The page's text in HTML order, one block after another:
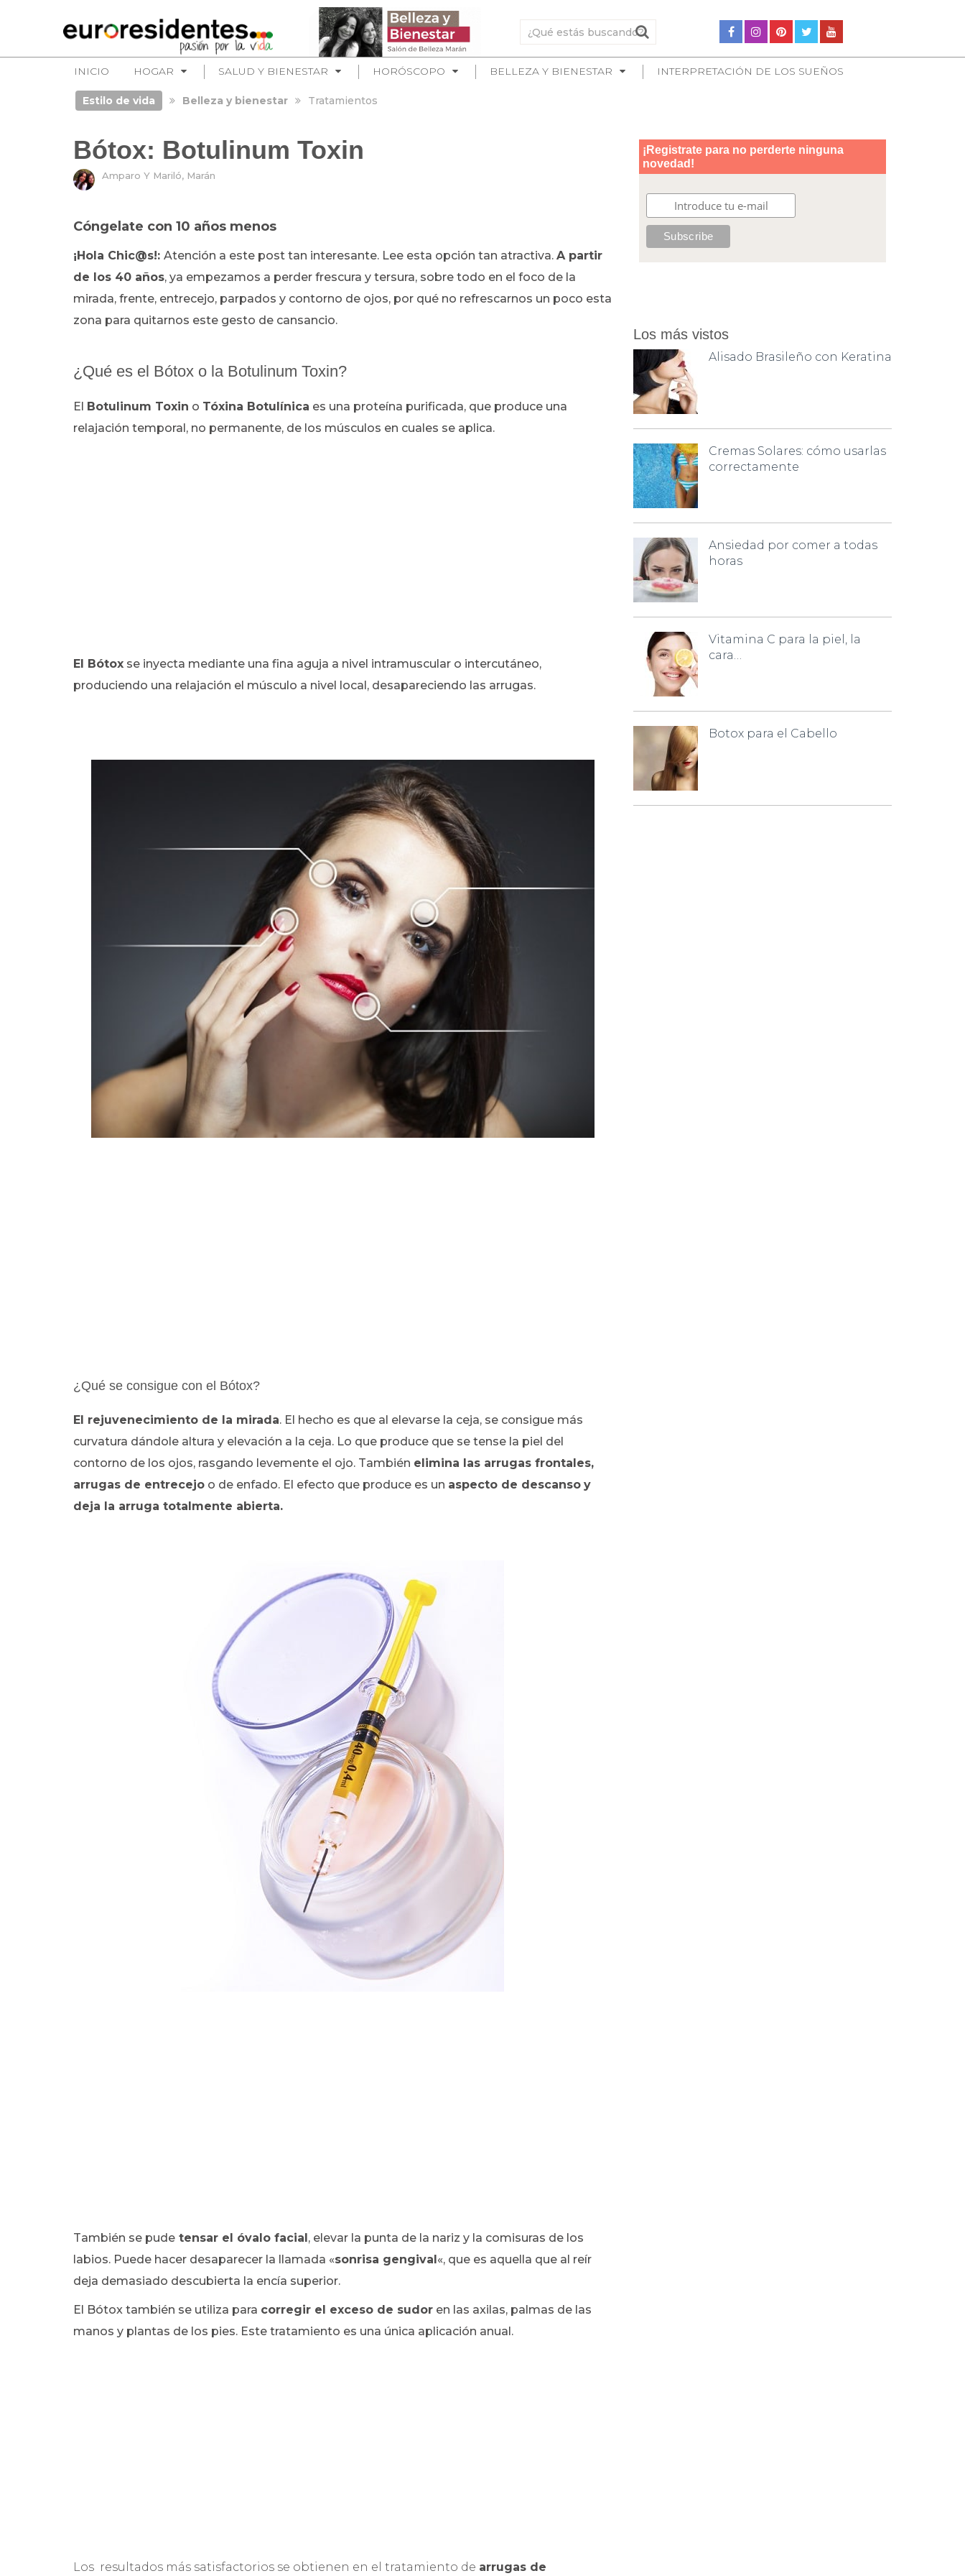
INICIO HOGAR SALUD Y BIENESTAR HORÓSCOPO BELLEZA Y BIENESTAR INTERPRETACIÓN DE LOS SUEÑOS
Estilo de vida Belleza y bienestar Tratamientos
Bótox: Botulinum Toxin
Amparo Y Mariló, Marán
Cóngelate con 10 años menos
¡Hola Chic@s!: Atención a este post tan interesante. Lee esta opción tan atractiva. A partir
de los 40 años, ya empezamos a perder frescura y tersura, sobre todo en el foco de la
mirada, frente, entrecejo, parpados y contorno de ojos, por qué no refrescarnos un poco esta
zona para quitarnos este gesto de cansancio.
¿Qué es el Bótox o la Botulinum Toxin?
El Botulinum Toxin o Tóxina Botulínica es una proteína purificada, que produce una
relajación temporal, no permanente, de los músculos en cuales se aplica.
El Bótox se inyecta mediante una fina aguja a nivel intramuscular o intercutáneo,
produciendo una relajación el músculo a nivel local, desapareciendo las arrugas.
¿Qué se consigue con el Bótox?
El rejuvenecimiento de la mirada. El hecho es que al elevarse la ceja, se consigue más
curvatura dándole altura y elevación a la ceja. Lo que produce que se tense la piel del
contorno de los ojos, rasgando levemente el ojo. También elimina las arrugas frontales,
arrugas de entrecejo o de enfado. El efecto que produce es un aspecto de descanso y
deja la arruga totalmente abierta.
También se pude tensar el óvalo facial, elevar la punta de la nariz y la comisuras de los
labios. Puede hacer desaparecer la llamada «sonrisa gengival«, que es aquella que al reír
deja demasiado descubierta la encía superior.
El Bótox también se utiliza para corregir el exceso de sudor en las axilas, palmas de las
manos y plantas de los pies. Este tratamiento es una única aplicación anual.
Los resultados más satisfactorios se obtienen en el tratamiento de arrugas de
Los más vistos
Alisado Brasileño con Keratina
Cremas Solares: cómo usarlas
correctamente
Ansiedad por comer a todas
horas
Vitamina C para la piel, la
cara…
Botox para el Cabello